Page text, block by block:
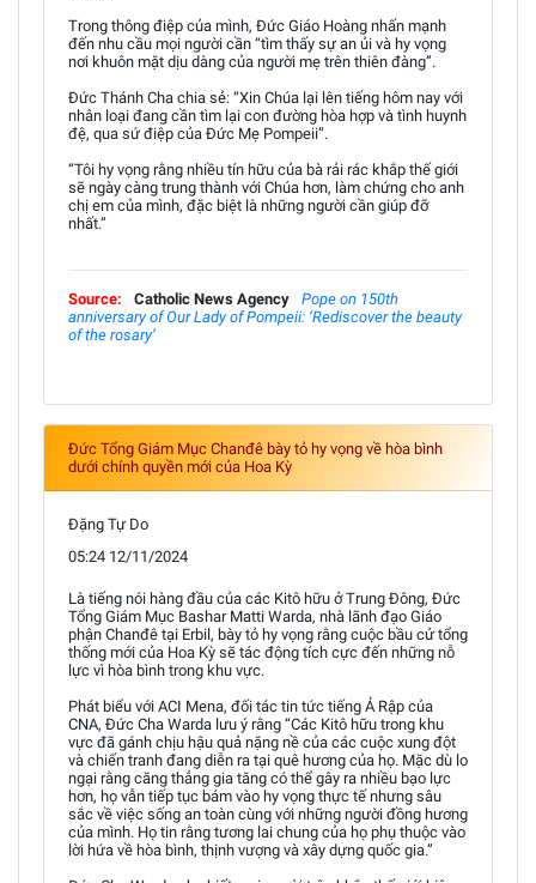
Trong thông điệp của mình, Đức Giáo Hoàng nhấn mạnh
đến nhu cầu mọi người cần “tìm thấy sự an ủi và hy vọng
nơi khuôn mặt dịu dàng của người mẹ trên thiên đàng”.
Đức Thánh Cha chia sẻ: “Xin Chúa lại lên tiếng hôm nay với
nhân loại đang cần tìm lại con đường hòa hợp và tình huynh
đệ, qua sứ điệp của Đức Mẹ Pompeii”.
“Tôi hy vọng rằng nhiều tín hữu của bà rải rác khắp thế giới
sẽ ngày càng trung thành với Chúa hơn, làm chứng cho anh
chị em của mình, đặc biệt là những người cần giúp đỡ
nhất.”
Source: Catholic News Agency
Pope on 150th
anniversary of Our Lady of Pompeii: ‘Rediscover the beauty
of the rosary’
Đức Tổng Giám Mục Chanđê bày tỏ hy vọng về hòa bình
dưới chính quyền mới của Hoa Kỳ
Đặng Tự Do
05:24 12/11/2024
Là tiếng nói hàng đầu của các Kitô hữu ở Trung Đông, Đức
Tổng Giám Mục Bashar Matti Warda, nhà lãnh đạo Giáo
phận Chanđê tại Erbil, bày tỏ hy vọng rằng cuộc bầu cử tổng
thống mới của Hoa Kỳ sẽ tác động tích cực đến những nỗ
lực vì hòa bình trong khu vực.
Phát biểu với ACI Mena, đối tác tin tức tiếng Ả Rập của
CNA, Đức Cha Warda lưu ý rằng “Các Kitô hữu trong khu
vực đã gánh chịu hậu quả nặng nề của các cuộc xung đột
và chiến tranh đang diễn ra tại quê hương của họ. Mặc dù lo
ngại rằng căng thẳng gia tăng có thể gây ra nhiều bạo lực
hơn, họ vẫn tiếp tục bám vào hy vọng thực tế nhưng sâu
sắc về việc sống an toàn cùng với những người đồng hương
của mình. Họ tin rằng tương lai chung của họ phụ thuộc vào
lời hứa về hòa bình, thịnh vượng và xây dựng quốc gia.”